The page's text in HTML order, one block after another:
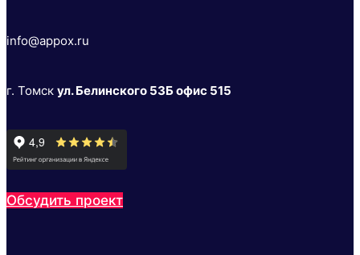
info@appox.ru
г. Томск ул. Белинского 53Б офис 515
Обсудить проект